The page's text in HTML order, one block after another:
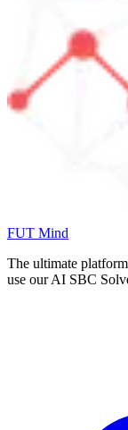
FUT Mind
The ultimate
use our AI SBC